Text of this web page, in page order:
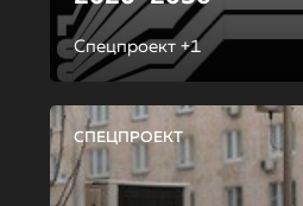
Спецпроект +1
СПЕЦПРОЕКТ